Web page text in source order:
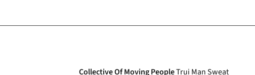
Collective Of Moving PeopleTrui Man Sweat